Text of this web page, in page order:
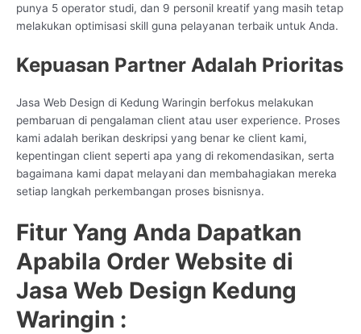
punya 5 operator studi, dan 9 personil kreatif yang masih tetap
melakukan optimisasi skill guna pelayanan terbaik untuk Anda.
Kepuasan Partner Adalah Prioritas
Jasa Web Design di Kedung Waringin berfokus melakukan
pembaruan di pengalaman client atau user experience. Proses
kami adalah berikan deskripsi yang benar ke client kami,
kepentingan client seperti apa yang di rekomendasikan, serta
bagaimana kami dapat melayani dan membahagiakan mereka
setiap langkah perkembangan proses bisnisnya.
Fitur Yang Anda Dapatkan
Apabila Order Website di
Jasa Web Design Kedung
Waringin :